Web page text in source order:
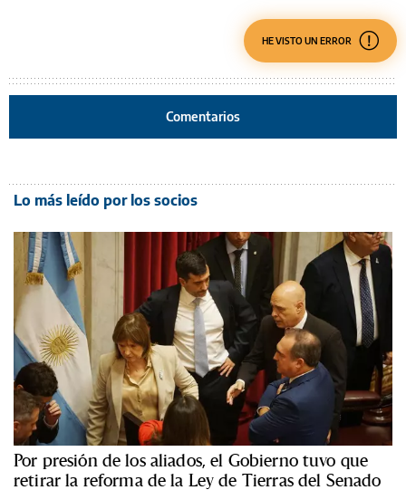
HE VISTO UN ERROR
Comentarios
Lo más leído por los socios
Por presión de los aliados, el Gobierno tuvo que
retirar la reforma de la Ley de Tierras del Senado